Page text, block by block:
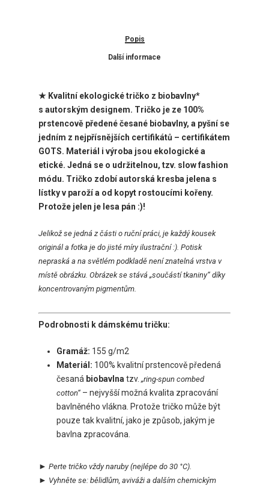
Popis
Další informace
★ Kvalitní ekologické tričko z biobavlny*
s autorským designem. Tričko je ze 100%
prstencově předené česané biobavlny, a pyšní se
jedním z nejpřísnějších certifikátů – certifikátem
GOTS. Materiál i výroba jsou ekologické a
etické. Jedná se o udržitelnou, tzv. slow fashion
módu. Tričko zdobí autorská kresba jelena s
lístky v paroží a od kopyt rostoucími kořeny.
Protože jelen je lesa pán :)!
Jelikož se jedná z části o ruční práci, je každý kousek
originál a fotka je do jisté míry ilustrační :). Potisk
nepraská a na světlém podkladě není znatelná vrstva v
místě obrázku. Obrázek se stává „součástí tkaniny“ díky
koncentrovaným pigmentům.
Podrobnosti k dámskému tričku:
Gramáž: 155 g/m2
Materiál: 100% kvalitní prstencově předená
česaná biobavlna tzv. „ring-spun combed
cotton“ – nejvyšší možná kvalita zpracování
bavlněného vlákna. Protože tričko může být
pouze tak kvalitní, jako je způsob, jakým je
bavlna zpracována.
► Perte tričko vždy naruby(nejlépe do 30 °C).
► Vyhněte se: bělidlům, aviváži a dalším chemickým